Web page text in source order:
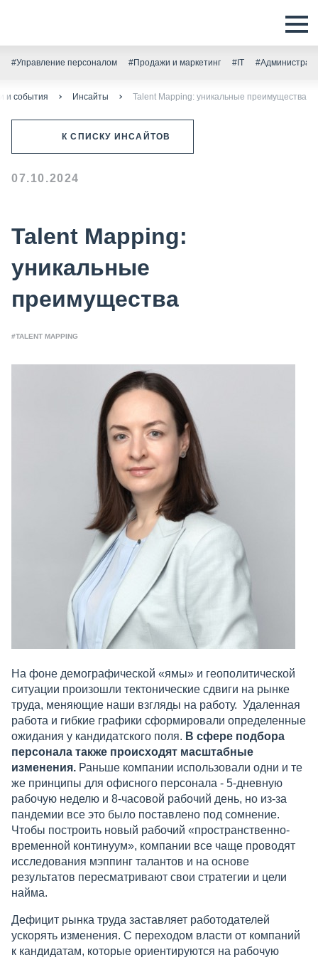
#Управление персоналом #Продажи и маркетинг #IT
и события Инсайты Talent Mapping: уникальные преимущества
К СПИСКУ ИНСАЙТОВ
07.10.2024
Talent Mapping:
уникальные
преимущества
#TALENT MAPPING
На фоне демографической «ямы» и геополитической
ситуации произошли тектонические сдвиги на рынке
труда, меняющие наши взгляды на работу. Удаленная
работа и гибкие графики сформировали определенные
ожидания у кандидатского поля. В сфере подбора
персонала также происходят масштабные
изменения. Раньше компании использовали одни и те
же принципы для офисного персонала - 5-дневную
рабочую неделю и 8-часовой рабочий день, но из-за
пандемии все это было поставлено под сомнение.
Чтобы построить новый рабочий «пространственно-
временной континуум», компании все чаще проводят
исследования мэппинг талантов и на основе
результатов пересматривают свои стратегии и цели
найма.
Дефицит рынка труда заставляет работодателей
ускорять изменения. С переходом власти от компаний
к кандидатам, которые ориентируются на рабочую